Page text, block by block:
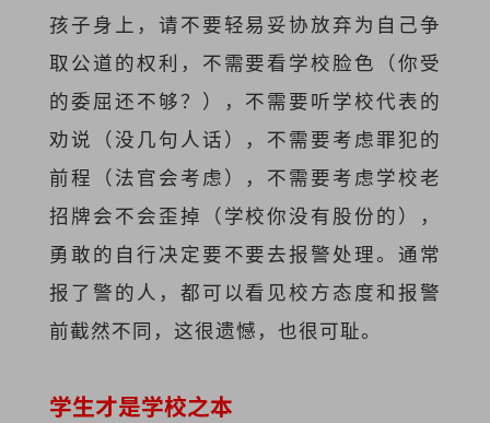
孩子身上，请不要轻易妥协放弃为自己争
取公道的权利，不需要看学校脸色（你受
的委屈还不够？），不需要听学校代表的
劝说（没几句人话），不需要考虑罪犯的
前程（法官会考虑），不需要考虑学校老
招牌会不会歪掉（学校你没有股份的），
勇敢的自行决定要不要去报警处理。通常
报了警的人，都可以看见校方态度和报警
前截然不同，这很遗憾，也很可耻。
学生才是学校之本